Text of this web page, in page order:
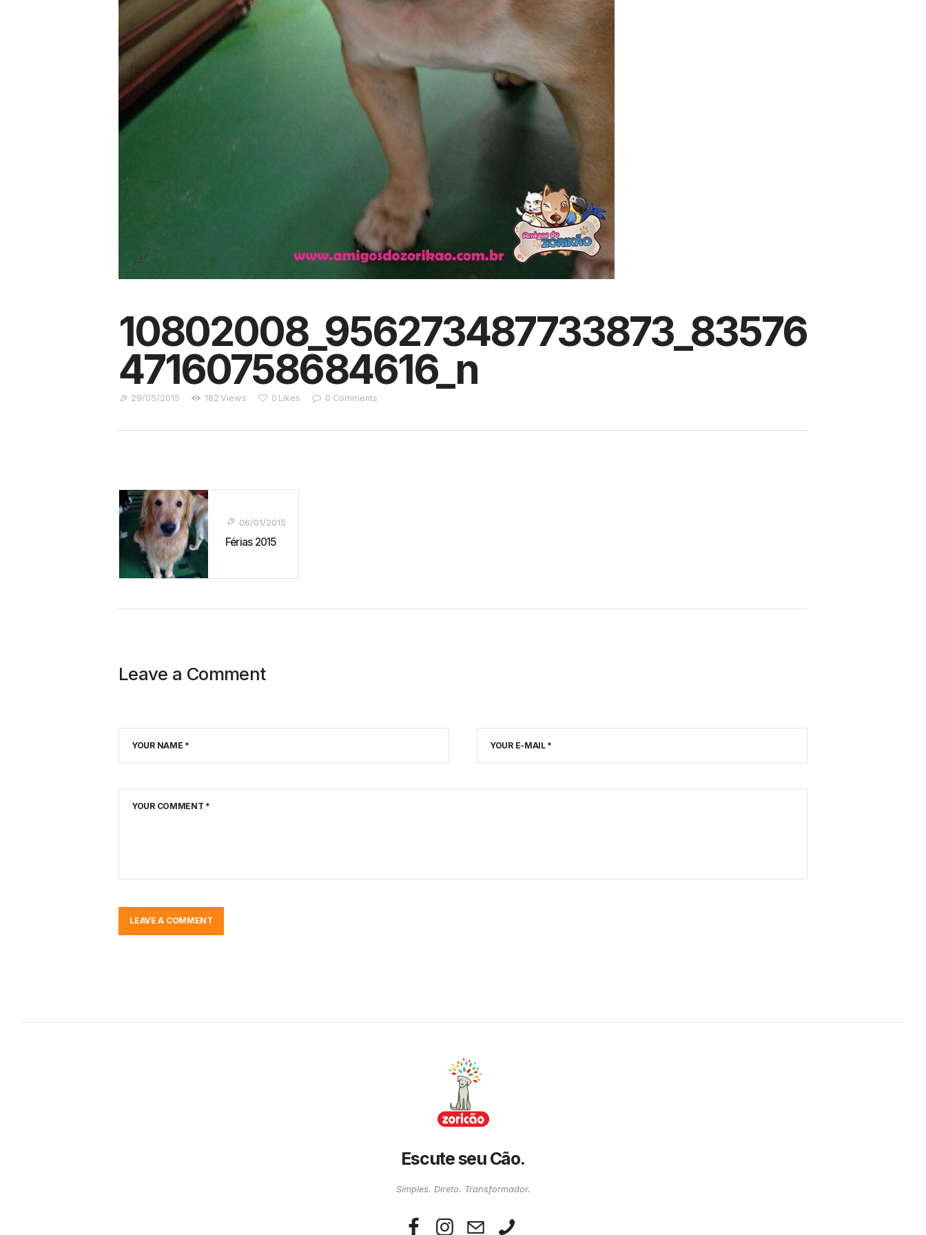
10802008_956273487733873_83576
47160758684616_n
29/05/2015 182 Views 0 Likes 0 Comments
Navegação
De
Post
06/01/2015
Férias 2015
Leave a Comment
Escute seu Cão.
Simples. Direto. Transformador.